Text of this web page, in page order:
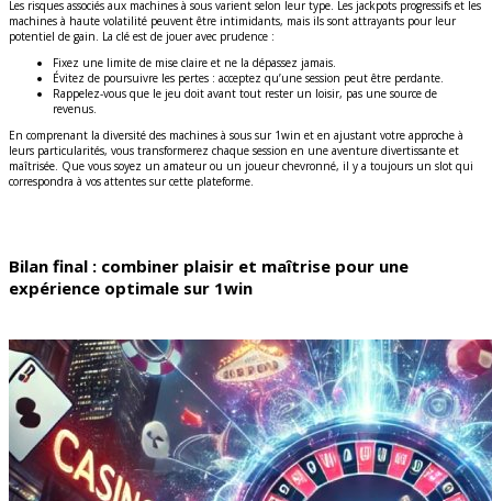
Les risques associés aux machines à sous varient selon leur type. Les jackpots progressifs et les
machines à haute volatilité peuvent être intimidants, mais ils sont attrayants pour leur
potentiel de gain. La clé est de jouer avec prudence :
Fixez une limite de mise claire et ne la dépassez jamais.
Évitez de poursuivre les pertes : acceptez qu’une session peut être perdante.
Rappelez-vous que le jeu doit avant tout rester un loisir, pas une source de
revenus.
En comprenant la diversité des machines à sous sur 1win et en ajustant votre approche à
leurs particularités, vous transformerez chaque session en une aventure divertissante et
maîtrisée. Que vous soyez un amateur ou un joueur chevronné, il y a toujours un slot qui
correspondra à vos attentes sur cette plateforme.
Bilan final : combiner plaisir et maîtrise pour une
expérience optimale sur 1win